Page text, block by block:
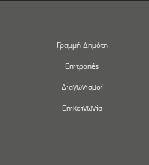
Γραμμή Δημότη
Επιτροπές
Διαγωνισμοί
Επικοινωνία